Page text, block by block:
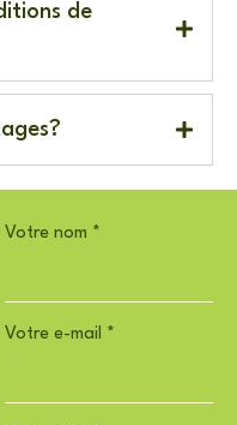
de
Votre nom *
Votre e-mail *